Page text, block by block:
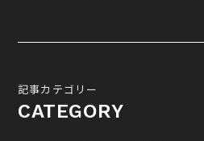
記事カテゴリー
CATEGORY